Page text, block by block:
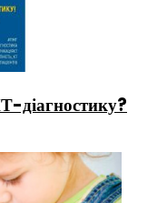
діагностику?